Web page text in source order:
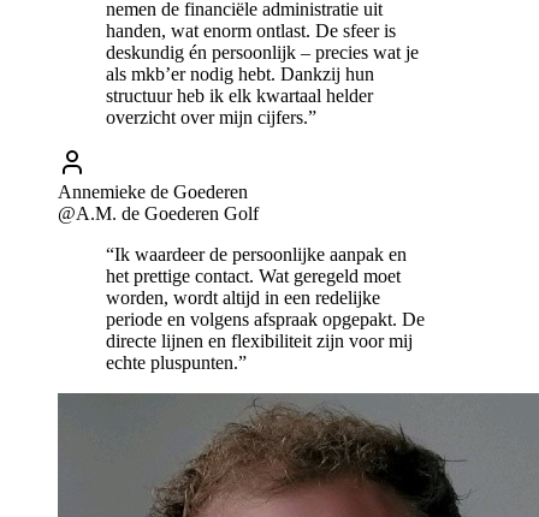
nemen de financiële administratie uit
handen, wat enorm ontlast. De sfeer is
deskundig én persoonlijk – precies wat je
als mkb’er nodig hebt. Dankzij hun
structuur heb ik elk kwartaal helder
overzicht over mijn cijfers.”
Annemieke de Goederen
@A.M. de Goederen Golf
“Ik waardeer de persoonlijke aanpak en
het prettige contact. Wat geregeld moet
worden, wordt altijd in een redelijke
periode en volgens afspraak opgepakt. De
directe lijnen en flexibiliteit zijn voor mij
echte pluspunten.”